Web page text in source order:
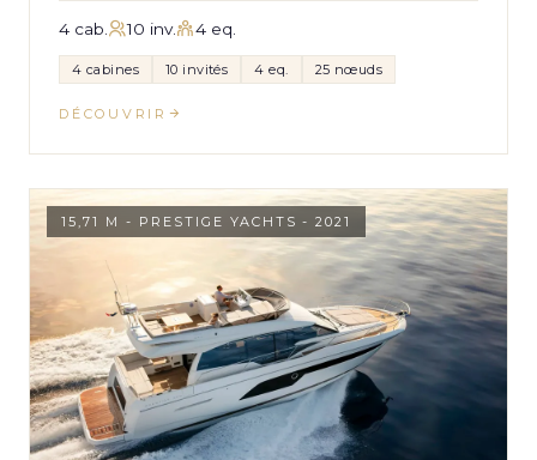
4 cab. 10 inv. 4 eq.
4 cabines 10 invités 4 eq. 25 nœuds
DÉCOUVRIR
15,71 M - PRESTIGE YACHTS - 2021